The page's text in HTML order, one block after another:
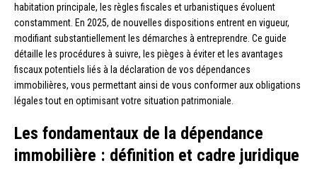
habitation principale, les règles fiscales et urbanistiques évoluent
constamment. En 2025, de nouvelles dispositions entrent en vigueur,
modifiant substantiellement les démarches à entreprendre. Ce guide
détaille les procédures à suivre, les pièges à éviter et les avantages
fiscaux potentiels liés à la déclaration de vos dépendances
immobilières, vous permettant ainsi de vous conformer aux obligations
légales tout en optimisant votre situation patrimoniale.
Les fondamentaux de la dépendance
immobilière : définition et cadre juridique